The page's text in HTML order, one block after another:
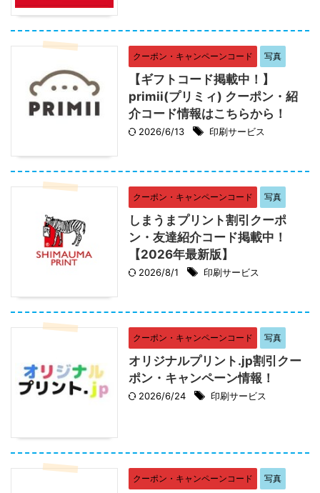
クーポン・キャンペーンコード 写真
【ギフトコード掲載中！】
primii(プリミィ) クーポン・紹
介コード情報はこちらから！
2026/6/13 印刷サービス
クーポン・キャンペーンコード 写真
しまうまプリント割引クーポ
ン・友達紹介コード掲載中！
【2026年最新版】
2026/8/1 印刷サービス
クーポン・キャンペーンコード 写真
オリジナルプリント.jp割引クー
ポン・キャンペーン情報！
2026/6/24 印刷サービス
クーポン・キャンペーンコード 写真